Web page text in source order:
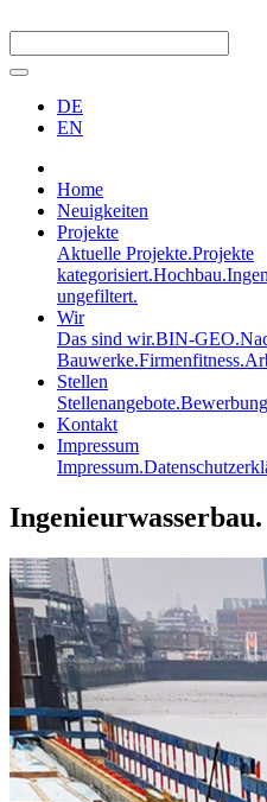
DE
EN
Home
Neuigkeiten
Projekte
Aktuelle Projekte.Projekte
kategorisiert.Hochbau.
ungefiltert.
Wir
Das sind wir.BIN-GEO.
Bauwerke.Firmenfitness.
Stellen
Stellenangebote.
Kontakt
Impressum
Impressum.
Ingenieurwasserbau.